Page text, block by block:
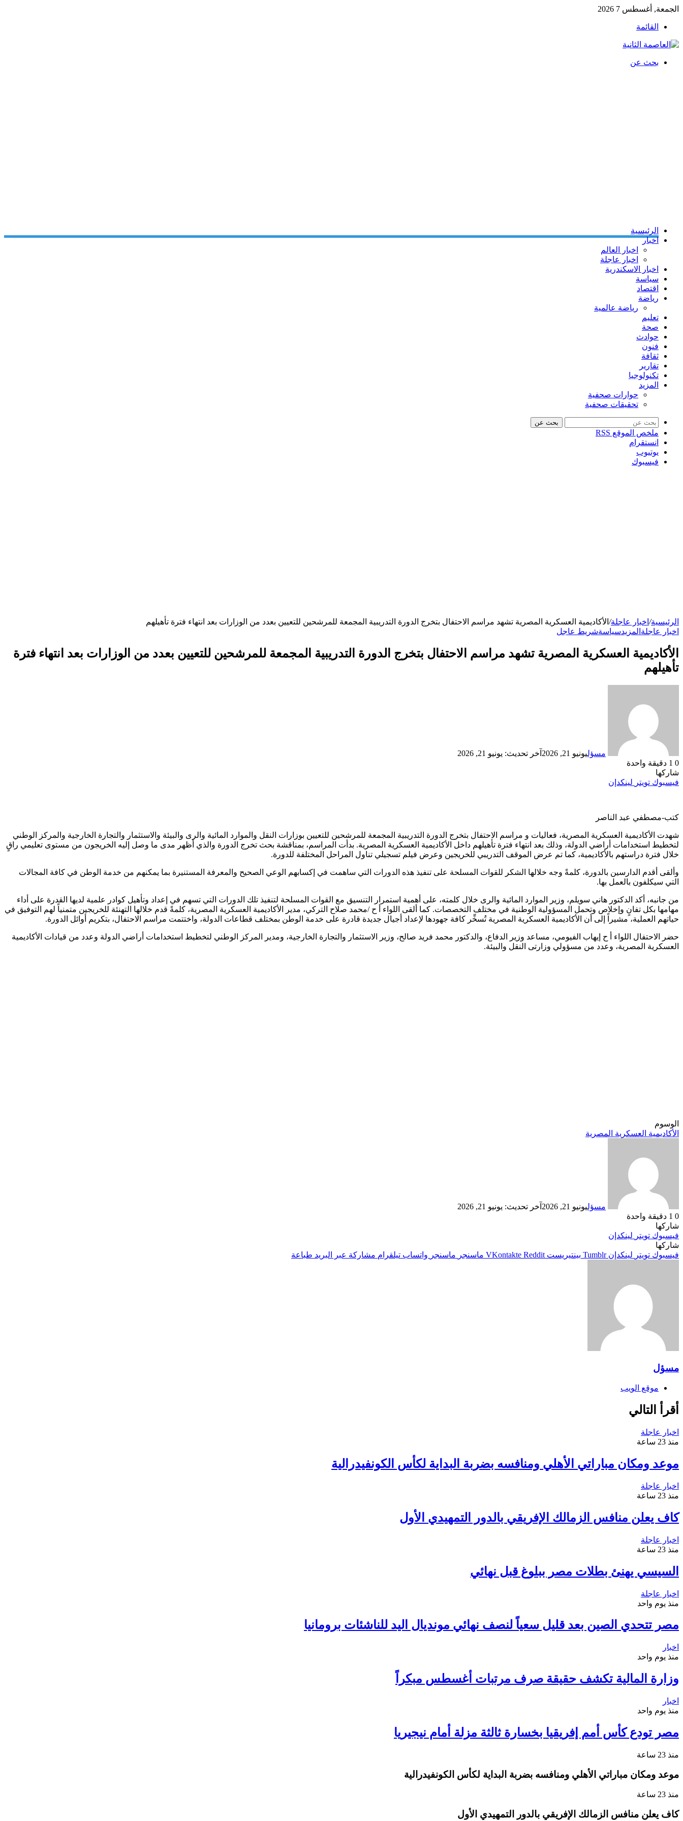
الجمعة, أغسطس 7 2026
القائمة
بحث عن
الرئيسية
اخبار
اخبار العالم
اخبار عاجلة
اخبار الاسكندرية
سياسة
اقتصاد
رياضة
رياضة عالمية
تعليم
صحة
حوادث
فنون
ثقافة
تقارير
تكنولوجيا
المزيد
حوارات صحفية
تحقيقات صحفية
بحث عن
ملخص الموقع RSS
انستقرام
يوتيوب
فيسبوك
الرئيسية/ اخبار عاجلة/ الأكاديمية العسكرية المصرية تشهد مراسم الاحتفال بتخرج الدورة التدريبية المجمعة للمرشحين للتعيين بعدد من الوزارات بعد انتهاء فترة تأهيلهم
اخبار عاجلة المزيدسياسةشريط عاجل
الأكاديمية العسكرية المصرية تشهد مراسم الاحتفال بتخرج الدورة التدريبية المجمعة للمرشحين للتعيين بعدد من الوزارات بعد انتهاء فترة
تأهيلهم
مسؤليونيو 21, 2026
آخر تحديث: يونيو 21, 2026
0
دقيقة واحدة
شاركها
فيسبوك تويتر لينكدإن
كتب-مصطفي عبد الناصر
شهدت الأكاديمية العسكرية المصرية، فعاليات و مراسم الاحتفال بتخرج الدورة التدريبية المجمعة للمرشحين للتعيين بوزارات النقل والموارد المائية والرى والبيئة والاستثمار والتجارة الخارجية والمركز الوطني
لتخطيط استخدامات أراضي الدولة، وذلك بعد انتهاء فترة تأهيلهم داخل الأكاديمية العسكرية المصرية. بدأت المراسم، بمناقشة بحث تخرج الدورة والذي أظهر مدى ما وصل إليه الخريجون من مستوى تعليمي راقٍ
خلال فترة دراستهم بالأكاديمية، كما تم عرض الموقف التدريبي للخريجين وعرض فيلم تسجيلي تناول المراحل المختلفة للدورة.
وألقى أقدم الدارسين بالدورة، كلمةً وجه خلالها الشكر للقوات المسلحة على تنفيذ هذه الدورات التي ساهمت في إكسابهم الوعي الصحيح والمعرفة المستنيرة بما يمكنهم من خدمة الوطن في كافة المجالات
التي سيكلفون بالعمل بها.
من جانبه، أكد الدكتور هاني سويلم، وزير الموارد المائية والرى خلال كلمته، على أهمية استمرار التنسيق مع القوات المسلحة لتنفيذ تلك الدورات التي تسهم في إعداد وتأهيل كوادر علمية لديها القدرة على أداء
مهامها بكل تفانٍ وإخلاص وتحمل المسؤولية الوطنية في مختلف التخصصات. كما ألقى اللواء أ ح /محمد صلاح التركي، مدير الأكاديمية العسكرية المصرية، كلمةً قدم خلالها التهنئة للخريجين متمنياً لهم التوفيق في
حياتهم العملية، مشيراً إلى أن الأكاديمية العسكرية المصرية تُسخِّر كافة جهودها لإعداد أجيال جديدة قادرة على خدمة الوطن بمختلف قطاعات الدولة، واختتمت مراسم الاحتفال، بتكريم أوائل الدورة.
حضر الاحتفال اللواء أ ح إيهاب الفيومي، مساعد وزير الدفاع، والدكتور محمد فريد صالح، وزير الاستثمار والتجارة الخارجية، ومدير المركز الوطني لتخطيط استخدامات أراضي الدولة وعدد من قيادات الأكاديمية
العسكرية المصرية، وعدد من مسؤولي وزارتى النقل والبيئة.
الوسوم
الأكاديمية العسكرية المصرية
مسؤليونيو 21, 2026
آخر تحديث: يونيو 21, 2026
0
دقيقة واحدة
شاركها
فيسبوك تويتر لينكدإن
شاركها
فيسبوك تويتر لينكدإن بينتيريست ماسنجر ماسنجر واتساب تيلقرام مشاركة عبر البريد طباعة
مسؤل
موقع الويب
أقرأ التالي
اخبار عاجلة
منذ 23 ساعة
موعد ومكان مباراتي الأهلي ومنافسه بضربة البداية لكأس الكونفيدرالية
اخبار عاجلة
منذ 23 ساعة
كاف يعلن منافس الزمالك الإفريقي بالدور التمهيدي الأول
اخبار عاجلة
منذ 23 ساعة
السيسي يهنئ بطلات مصر ببلوغ قبل نهائي
اخبار عاجلة
منذ يوم واحد
مصر تتحدي الصين بعد قليل سعياً لنصف نهائي مونديال اليد للناشئات برومانيا
اخبار
منذ يوم واحد
وزارة المالية تكشف حقيقة صرف مرتبات أغسطس مبكراً
اخبار
منذ يوم واحد
مصر تودع كأس أمم إفريقيا بخسارة ثالثة مزلة أمام نيجيريا
منذ 23 ساعة
موعد ومكان مباراتي الأهلي ومنافسه بضربة البداية لكأس الكونفيدرالية
منذ 23 ساعة
كاف يعلن منافس الزمالك الإفريقي بالدور التمهيدي الأول